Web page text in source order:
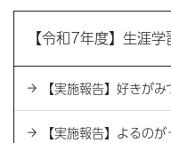
【令和7年度】生涯
【実施報告】好きが
【実施報告】よるの